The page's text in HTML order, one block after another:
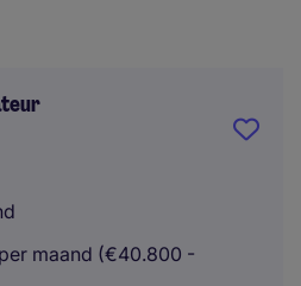
maand (€40.800 -